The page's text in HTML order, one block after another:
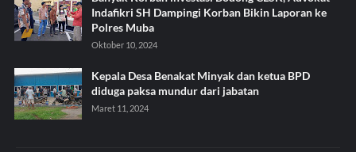
Indafikri SH Dampingi Korban Bikin Laporan ke
Polres Muba
Oktober 10, 2024
Kepala Desa Benakat Minyak dan ketua BPD
diduga paksa mundur dari jabatan
Maret 11, 2024